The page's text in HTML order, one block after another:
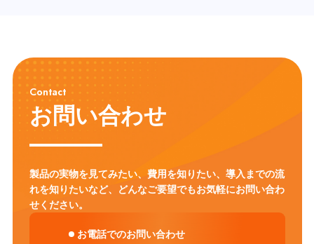
Contact
お問い合わせ
製品の実物を見てみたい、費用を知りたい、導入までの流
れを知りたいなど、
どんなご要望でもお気軽にお問い合わ
せください。
お電話でのお問い合わせ